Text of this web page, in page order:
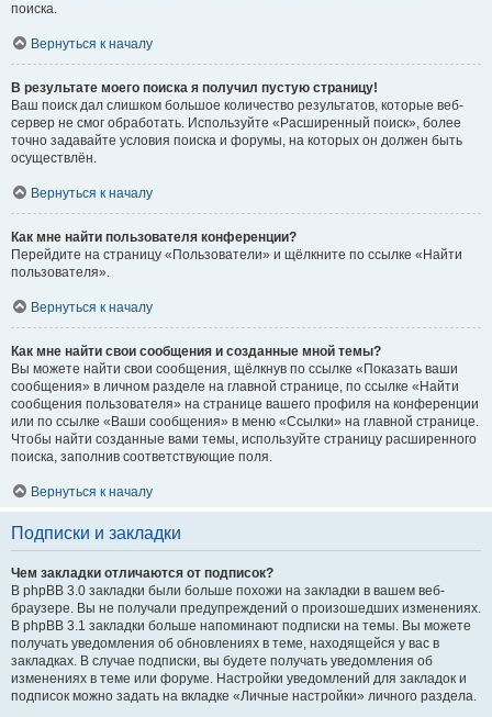
поиска.
Вернуться к началу
В результате моего поиска я получил пустую страницу!
Ваш поиск дал слишком большое количество результатов, которые веб-
сервер не смог обработать. Используйте «Расширенный поиск», более
точно задавайте условия поиска и форумы, на которых он должен быть
осуществлён.
Вернуться к началу
Как мне найти пользователя конференции?
Перейдите на страницу «Пользователи» и щёлкните по ссылке «Найти
пользователя».
Вернуться к началу
Как мне найти свои сообщения и созданные мной темы?
Вы можете найти свои сообщения, щёлкнув по ссылке «Показать ваши
сообщения» в личном разделе на главной странице, по ссылке «Найти
сообщения пользователя» на странице вашего профиля на конференции
или по ссылке «Ваши сообщения» в меню «Ссылки» на главной странице.
Чтобы найти созданные вами темы, используйте страницу расширенного
поиска, заполнив соответствующие поля.
Вернуться к началу
Подписки и закладки
Чем закладки отличаются от подписок?
В phpBB 3.0 закладки были больше похожи на закладки в вашем веб-
браузере. Вы не получали предупреждений о произошедших изменениях.
В phpBB 3.1 закладки больше напоминают подписки на темы. Вы можете
получать уведомления об обновлениях в теме, находящейся у вас в
закладках. В случае подписки, вы будете получать уведомления об
изменениях в теме или форуме. Настройки уведомлений для закладок и
подписок можно задать на вкладке «Личные настройки» личного раздела.